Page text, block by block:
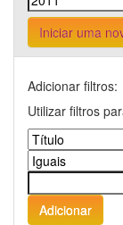
Iniciar uma
Adicionar filtros:
Utilizar filtros